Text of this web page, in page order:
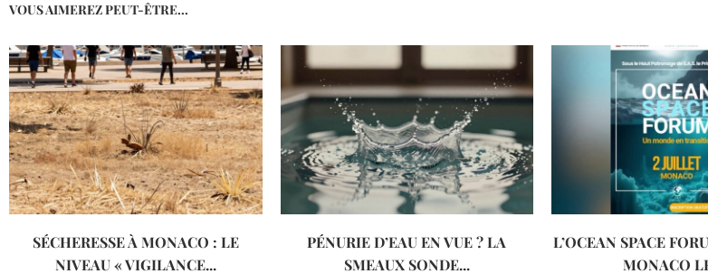
VOUS AIMEREZ PEUT-ÊTRE...
SÉCHERESSE À MONACO : LE
NIVEAU « VIGILANCE...
PÉNURIE D’EAU EN VUE ? LA
SMEAUX SONDE...
L’OCEAN SPACE
MONACO